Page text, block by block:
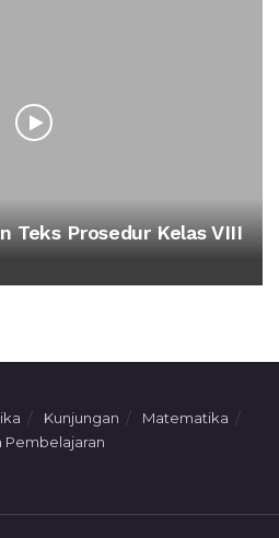
Teks Prosedur Kelas VIII
Kunjungan
Matematika
Pembelajaran